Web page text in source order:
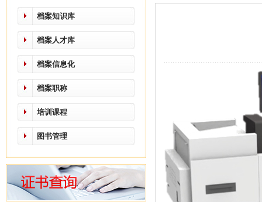
档案知识库
档案人才库
档案信息化
档案职称
培训课程
图书管理